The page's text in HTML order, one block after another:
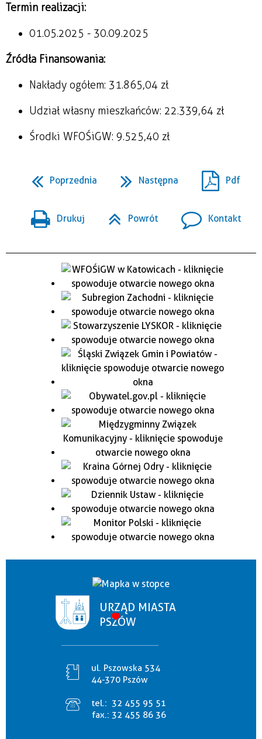
Termin realizacji:
01.05.2025 - 30.09.2025
Źródła Finansowania:
Nakłady ogółem: 31.865,04 zł
Udział własny mieszkańców: 22.339,64 zł
Środki WFOŚiGW: 9.525,40 zł
Poprzednia Następna Pdf
Drukuj Powrót Kontakt
URZĄD MIASTA
PSZÓW
ul. Pszowska 534
44-370 Pszów
tel.: 32 455 95 51
fax.: 32 455 86 36